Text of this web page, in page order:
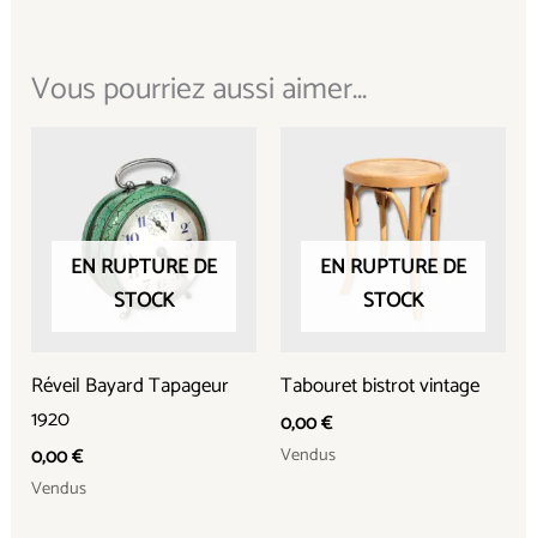
Vous pourriez aussi aimer...
EN RUPTURE DE
STOCK
Réveil Bayard Tapageur
1920
0,00€
Vendus
EN RUPTURE DE
STOCK
Tabouret bistrot vintage
0,00€
Vendus